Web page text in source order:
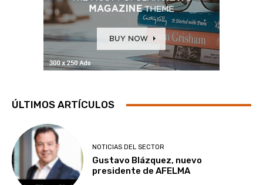
ÚLTIMOS ARTÍCULOS
NOTICIAS DEL SECTOR
Gustavo Blázquez, nuevo
presidente de AFELMA